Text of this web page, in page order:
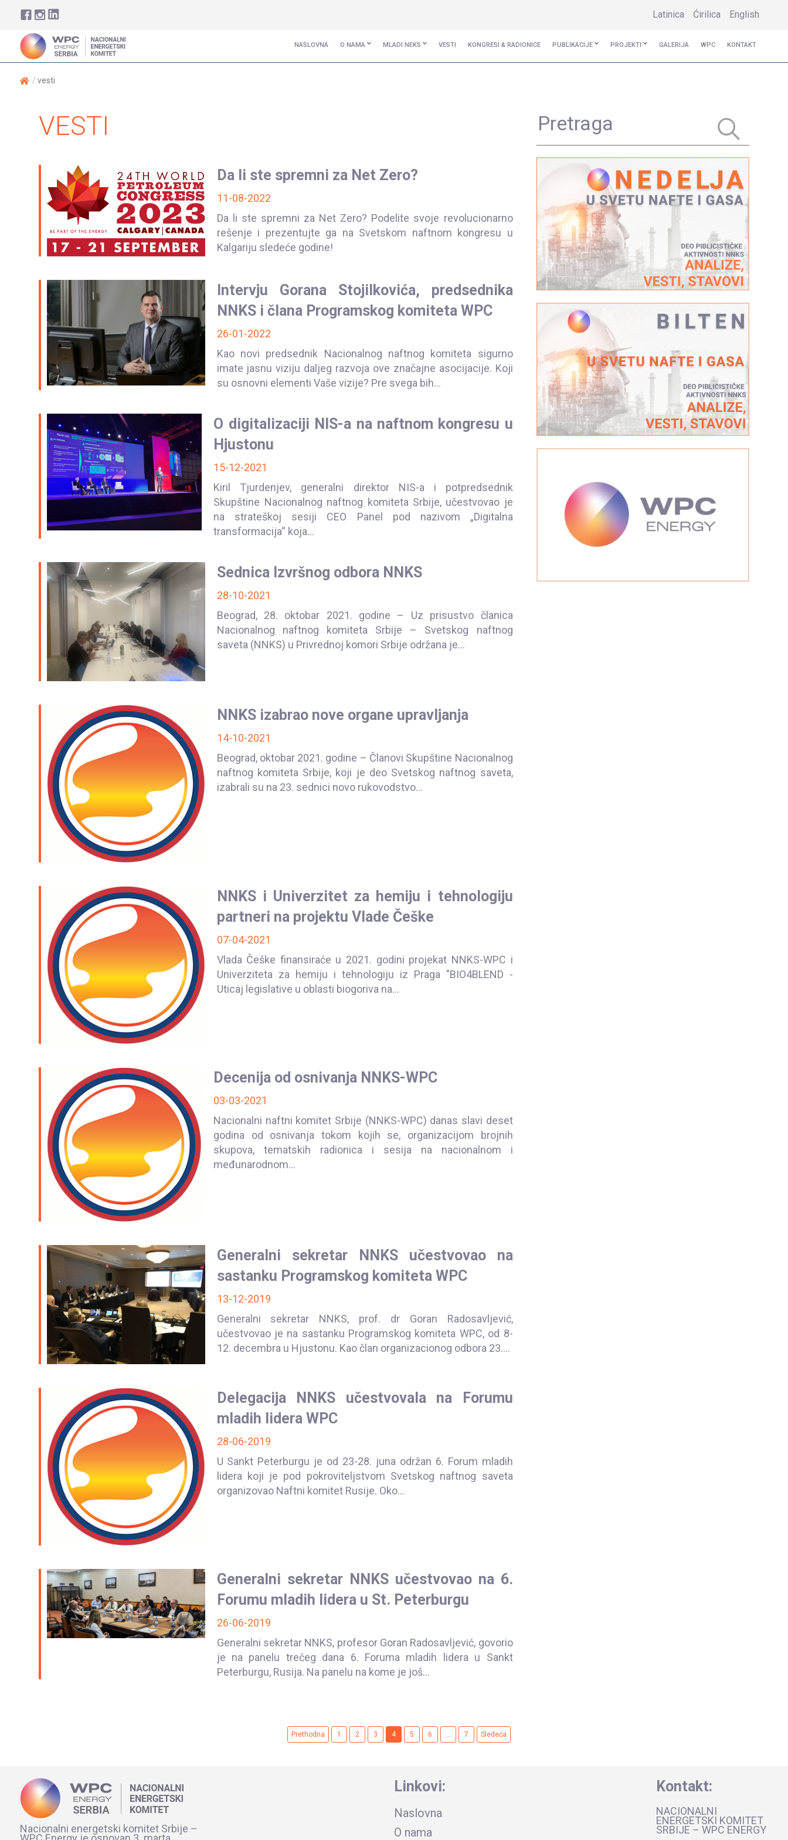
Latinica Ćirilica English
NASLOVNA O NAMA MLADI NEKS VESTI KONGRESI & RADIONICE PUBLIKACIJE PROJEKTI GALERIJA WPC KONTAKT
vesti
VESTI
Da li ste spremni za Net Zero?
11-08-2022
Da li ste spremni za Net Zero? Podelite svoje revolucionarno
rešenje i prezentujte ga na Svetskom naftnom kongresu u
Kalgariju sledeće godine!
Intervju Gorana Stojilkovića, predsednika
NNKS i člana Programskog komiteta WPC
26-01-2022
Kao novi predsednik Nacionalnog naftnog komiteta sigurno
imate jasnu viziju daljeg razvoja ove značajne asocijacije. Koji
su osnovni elementi Vaše vizije? Pre svega bih...
O digitalizaciji NIS-a na naftnom kongresu u
Hjustonu
15-12-2021
Kiril Tjurdenjev, generalni direktor NIS-a i potpredsednik
Skupštine Nacionalnog naftnog komiteta Srbije, učestvovao je
na strateškoj sesiji CEO Panel pod nazivom „Digitalna
transformacija“ koja...
Sednica Izvršnog odbora NNKS
28-10-2021
Beograd, 28. oktobar 2021. godine – Uz prisustvo članica
Nacionalnog naftnog komiteta Srbije – Svetskog naftnog
saveta (NNKS) u Privrednoj komori Srbije održana je...
NNKS izabrao nove organe upravljanja
14-10-2021
Beograd, oktobar 2021. godine – Članovi Skupštine Nacionalnog
naftnog komiteta Srbije, koji je deo Svetskog naftnog saveta,
izabrali su na 23. sednici novo rukovodstvo...
NNKS i Univerzitet za hemiju i tehnologiju
partneri na projektu Vlade Češke
07-04-2021
Vlada Češke finansiraće u 2021. godini projekat NNKS-WPC i
Univerziteta za hemiju i tehnologiju iz Praga "BIO4BLEND -
Uticaj legislative u oblasti biogoriva na...
Decenija od osnivanja NNKS-WPC
03-03-2021
Nacionalni naftni komitet Srbije (NNKS-WPC) danas slavi deset
godina od osnivanja tokom kojih se, organizacijom brojnih
skupova, tematskih radionica i sesija na nacionalnom i
međunarodnom...
Generalni sekretar NNKS učestvovao na
sastanku Programskog komiteta WPC
13-12-2019
Generalni sekretar NNKS, prof. dr Goran Radosavljević,
učestvovao je na sastanku Programskog komiteta WPC, od 8-
12. decembra u Hjustonu. Kao član organizacionog odbora 23....
Delegacija NNKS učestvovala na Forumu
mladih lidera WPC
28-06-2019
U Sankt Peterburgu je od 23-28. juna održan 6. Forum mladih
lidera koji je pod pokroviteljstvom Svetskog naftnog saveta
organizovao Naftni komitet Rusije. Oko...
Generalni sekretar NNKS učestvovao na 6.
Forumu mladih lidera u St. Peterburgu
26-06-2019
Generalni sekretar NNKS, profesor Goran Radosavljević, govorio
je na panelu trećeg dana 6. Foruma mladih lidera u Sankt
Peterburgu, Rusija. Na panelu na kome je još...
Prethodna 1 2 3 4 5 6 ... 7 Sledeća
Nacionalni energetski komitet Srbije –
Linkovi:
Naslovna
O nama
Kontakt:
NACIONALNI
ENERGETSKI KOMITET
SRBIJE – WPC ENERGY